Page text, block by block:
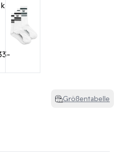
Größentabelle